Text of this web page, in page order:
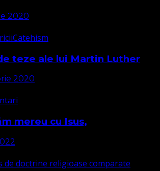
2020
Catehism
teze ale lui Martin Luther
2020
mereu cu Isus,
de doctrine religioase comparate